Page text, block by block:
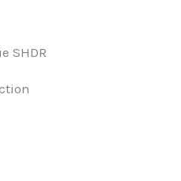
SHDR